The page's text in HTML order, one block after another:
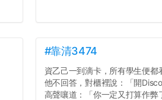
#靠清3474
資乙己一到滴卡，所有學生便都
他不回答，對櫃裡說：「開
高聲嚷道：「你一定又打算作